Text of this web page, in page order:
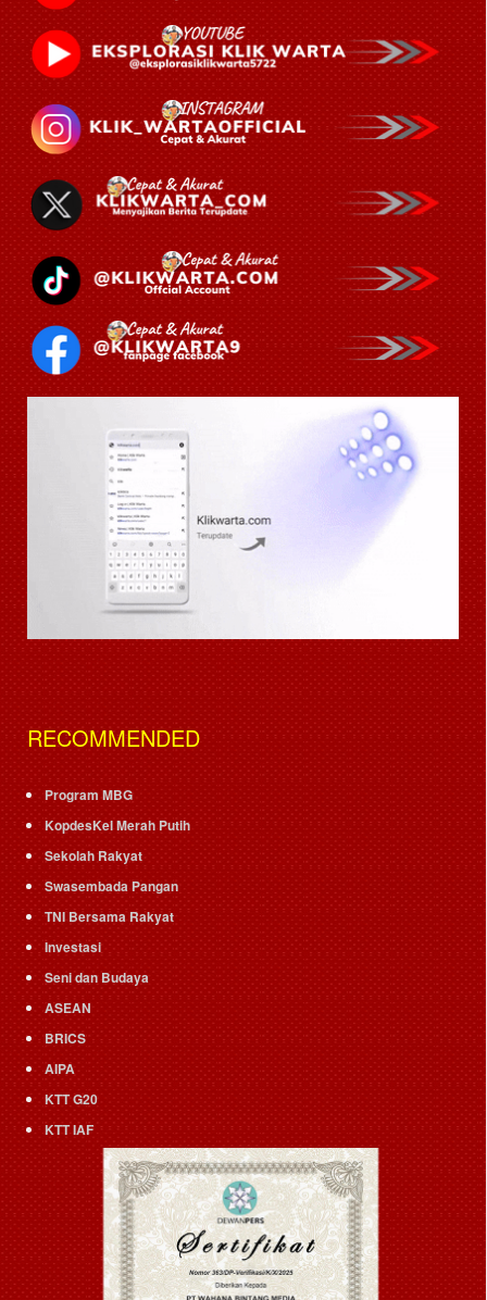
RECOMMENDED
Program MBG
KopdesKel Merah Putih
Sekolah Rakyat
Swasembada Pangan
TNI Bersama Rakyat
Investasi
Seni dan Budaya
ASEAN
BRICS
AIPA
KTT G20
KTT IAF